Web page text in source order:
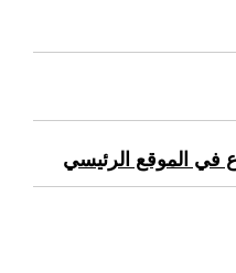
في الموقع الرئيسي